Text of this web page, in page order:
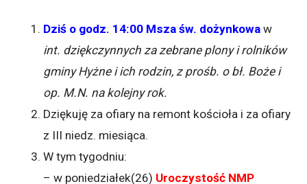
Dziś o godz. 14:00 Msza św. dożynkowa w
int. dziękczynnych za zebrane plony i rolników
gminy Hyżne i ich rodzin, z prośb. o bł. Boże i
op. M.N. na kolejny rok.
Dziękuję za ofiary na remont kościoła i za ofiary
z III niedz. miesiąca.
W tym tygodniu:
– w poniedziałek(26) Uroczystość NMP